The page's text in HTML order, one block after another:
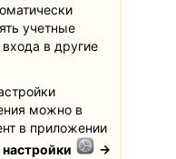
учетные
в другие
можно в
в приложении
→